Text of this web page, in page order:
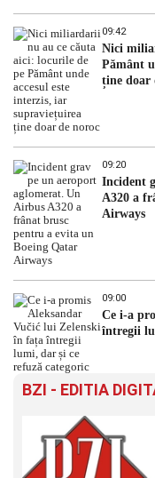
09:42
Nici
Pământ
ține doar
09:20
Incident
A320 a
Airways
09:00
Ce i-a
întregii
BZI - EDITIA